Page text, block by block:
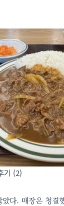
기 (2)
았다. 매장은 청결